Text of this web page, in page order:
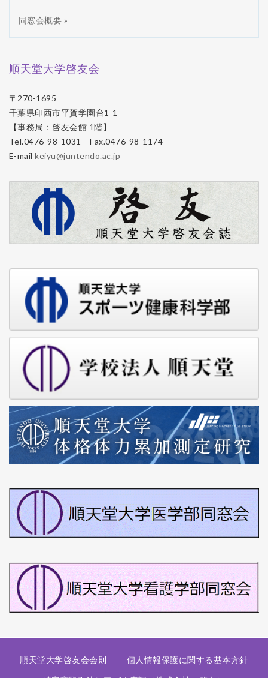
同窓会概要 »
順天堂大学啓友会
〒270-1695
千葉県印西市平賀学園台1-1
【事務局：啓友会館 1階】
Tel.0476-98-1031 Fax.0476-98-1174
E-mailkeiyu@juntendo.ac.jp
順天堂大学啓友会会則
個人情報保護に関する基本方針